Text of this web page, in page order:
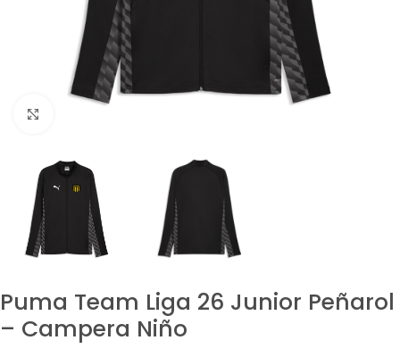
Puma Team Liga 26 Junior Peñarol
– Campera Niño